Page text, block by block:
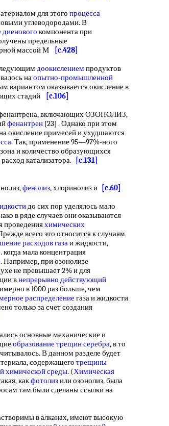
для этого процесса
углеводородами. В
компонента при
предельные
массой М
[c.428]
доокислением продуктов
наопытно-промышленной
вариантом оказывается окисление в
стадий
[c.106]
включающих ОЗОНОЛИЗ,
фенантрен [23] . Однако при этом
окисление примесей и ухудшаются
. Так, применение 95—97%-ного
и количество образующихся
катализатора.
[c.131]
фенолиз, хлоринолиз и
[c.60]
до сих пор уделялось мало
в ряде случаев они оказываются
проведенияхимических
всего это относится к случаям
расходов газаи жидкости,
мала концентрация
. Например, при озонолизе
не превышает 2% и для
внепрерывно действующий
в 1000 раз больше, чем
распределение газа и жидкости
только за счет создания
основные механические и
образование трещин серебра, в то
В данном разделе будет
содержащего трещины
химической среды. (Химическая
какфотолизили озонолиз, была
там были сделаны ссылки на
в алканах, имеют высокую